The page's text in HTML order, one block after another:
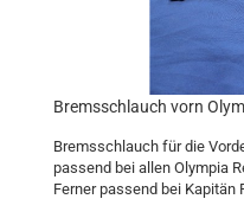
Bremsschlauch vorn
Bremsschlauch für die
passend bei allen Olympia
Ferner passend bei Kapitän